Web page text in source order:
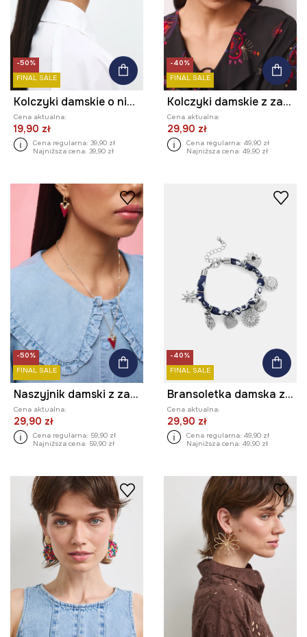
-50%
FINAL SALE
Kolczyki damskie o nieregularnym kształcie
Cena aktualna:
19,90 zł
Cena regularna: 39,90 zł
Najniższa cena: 39,90 zł
-40%
FINAL SALE
Kolczyki damskie z zawieszką w kształcie serca
Cena aktualna:
29,90 zł
Cena regularna: 49,90 zł
Najniższa cena: 49,90 zł
-50%
FINAL SALE
Naszyjnik damski z zawieszką w kształcie serca
Cena aktualna:
29,90 zł
Cena regularna: 59,90 zł
Najniższa cena: 59,90 zł
-40%
FINAL SALE
Bransoletka damska z zawieszkami
Cena aktualna:
29,90 zł
Cena regularna: 49,90 zł
Najniższa cena: 49,90 zł